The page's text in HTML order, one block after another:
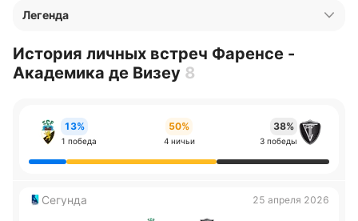
Легенда
История личных встреч Фаренсе -
Академика де Визеу 8
13%
1 победа
50%
4 ничьи
38%
3 победы
Сегунда 25 апреля 2026